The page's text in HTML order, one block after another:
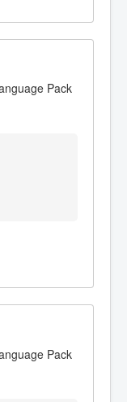
Pack
Pack